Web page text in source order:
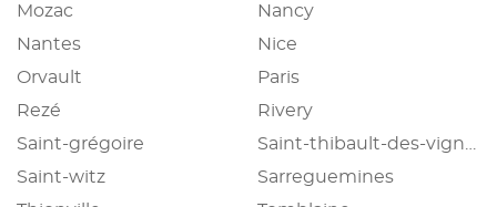
Mozac
Nancy
Nantes
Nice
Orvault
Paris
Rezé
Rivery
Saint-grégoire
Saint-witz
Sarreguemines